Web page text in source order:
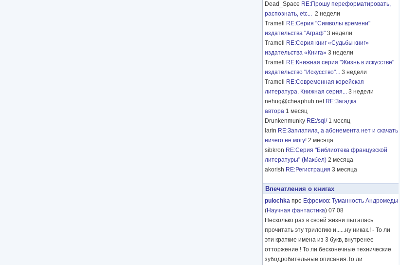
Dead_Space RE:Прошу переформатировать,
распознать, etc... 2 недели
Tramell
RE:Серия "Символы времени"
издательства "Аграф" 3 недели
Tramell
RE:Серия книг «Судьбы книг»
издательства «Книга» 3 недели
Tramell
RE:Книжная серия "Жизнь в искусстве"
издательство "Искусство"... 3 недели
Tramell
RE:Современная корейская
литература. Книжная серия... 3 недели
nehug@cheaphub.net RE:Загадка
автора 1 месяц
Drunkenmunky RE:/sql/ 1 месяц
larin RE:Заплатила, а абонемента нет и скачать
ничего не могу! 2 месяца
sibkron RE:Серия "Библиотека французской
литературы" (Макбел) 2 месяца
akorish RE:Регистрация 3 месяца
Впечатления о книгах
pulochka про Ефремов: Туманность Андромеды
(Научная фантастика) 07 08
Несколько раз в своей жизни пыталась
прочитать эту трилогию и......ну никак.! - То ли
эти краткие имена из 3 букв, внутренее
отторжение ! То ли бесконечные технические
зубодробительные описания.То ли